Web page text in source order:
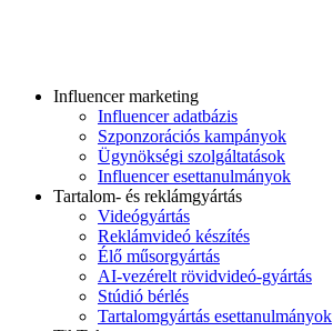
Influencer marketing
Influencer adatbázis
Szponzorációs kampányok
Ügynökségi szolgáltatások
Influencer esettanulmányok
Tartalom- és reklámgyártás
Videógyártás
Reklámvideó készítés
Élő műsorgyártás
AI-vezérelt rövidvideó-gyártás
Stúdió bérlés
Tartalomgyártás esettanulmányok